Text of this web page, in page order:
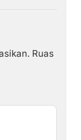
Ruas